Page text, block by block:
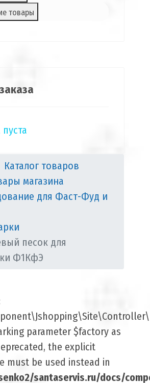
товары
Каталог товаров
магазина
для Фаст-Фуд и
песок для
Ф1КфЭ
parameter $factory as
the explicit
must be used instead in
santaservis.ru/docs/